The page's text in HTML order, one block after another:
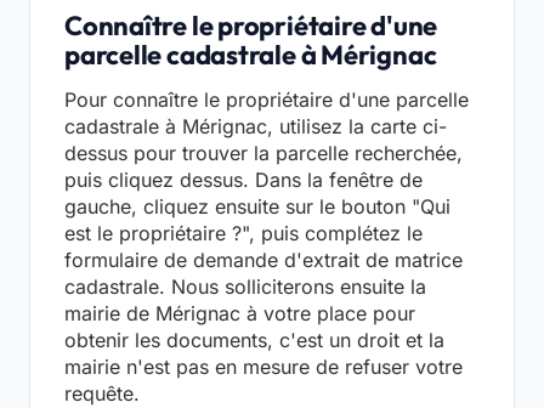
Connaître le propriétaire d'une
parcelle cadastrale à Mérignac
Pour connaître le propriétaire d'une parcelle
cadastrale à Mérignac, utilisez la carte ci-
dessus pour trouver la parcelle recherchée,
puis cliquez dessus. Dans la fenêtre de
gauche, cliquez ensuite sur le bouton "Qui
est le propriétaire ?", puis complétez le
formulaire de demande d'extrait de matrice
cadastrale. Nous solliciterons ensuite la
mairie de Mérignac à votre place pour
obtenir les documents, c'est un droit et la
mairie n'est pas en mesure de refuser votre
requête.